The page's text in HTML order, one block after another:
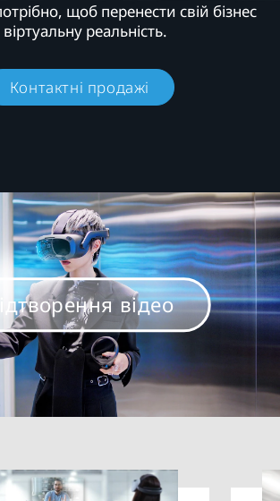
щоб перенести свій бізнес
віртуальну реальність.
Контактні продажі
відео